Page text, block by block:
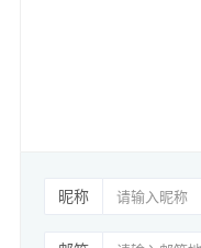
昵称